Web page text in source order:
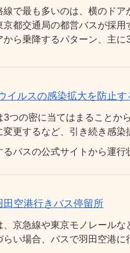
線で最も多いのは、横のド
京都交通局の都営バスが採
ら乗降するパターン、主に
イルスの感染拡大を防止
3つの密に当てはまることか
更するなど、引き続き感染
バスの公式サイトから運行
田空港行きバス停留所
京急線や東京モノレールな
い場合、バスで羽田空港に